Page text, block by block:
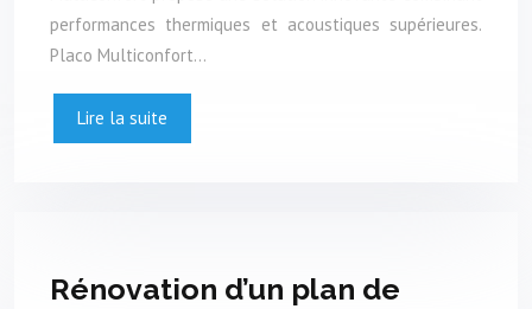
performances thermiques et acoustiques supérieures.
Placo Multiconfort…
Lire la suite
Rénovation d’un plan de